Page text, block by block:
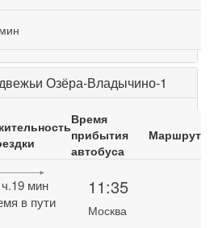
Озёра-Владычино-1
Время
прибытия
автобуса
Маршрут
мин
в пути
11:35
Москва